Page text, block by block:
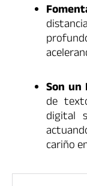
Son un
de
digital
cariño